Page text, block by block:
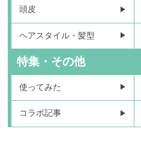
頭皮
ヘアスタイル・髪型
特集・その他
使ってみた
コラボ記事